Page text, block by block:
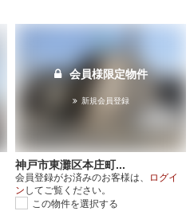
会員様限定物件
新規会員登録
神戸市東灘区本庄町...
会員登録がお済みのお客様は、
ログイ
ン してご覧ください。
この物件を選択する